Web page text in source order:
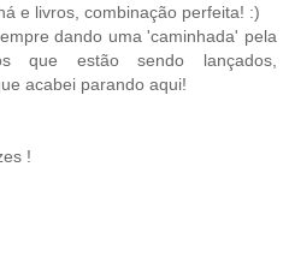
e livros, combinação perfeita! :)
dando uma 'caminhada' pela
que estão sendo lançados,
acabei parando aqui!
!